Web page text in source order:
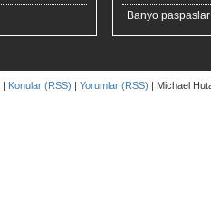
Banyo
| Konular (RSS) | Yorumlar (RSS) | Michael